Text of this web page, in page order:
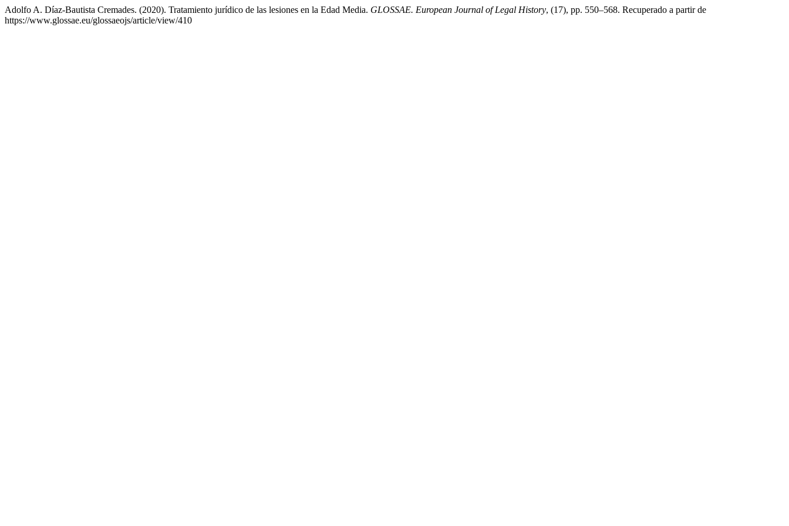
Adolfo A. Díaz-Bautista Cremades. (2020). Tratamiento jurídico de las lesiones en la Edad Media. GLOSSAE. European Journal of Legal History, (17), pp. 550–568. Recuperado a partir de
https://www.glossae.eu/glossaeojs/article/view/410